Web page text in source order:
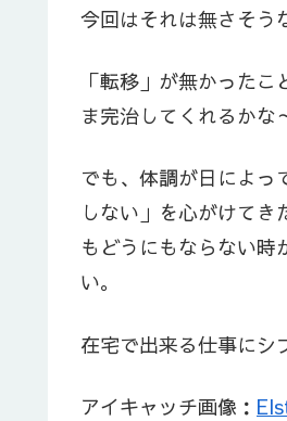
今回はそれは無さそう
「転移」が無かった
ま完治してくれるかな
でも、体調が日によ
しない」を心がけて
もどうにもならない時
い。
在宅で出来る仕事にシ
アイキャッチ画像：